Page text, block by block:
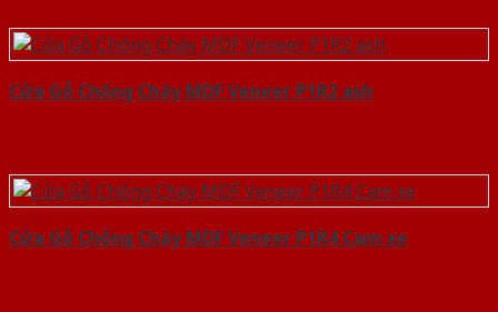
Cửa Gỗ Chống Cháy MDF Veneer P1R2 ash
Cửa Gỗ Chống Cháy MDF Veneer P1R4 Cam xe